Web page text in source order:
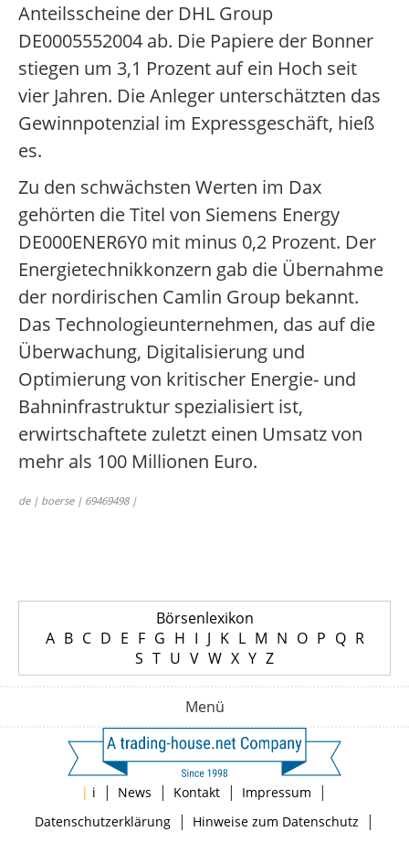
Anteilsscheine der DHL Group
DE0005552004 ab. Die Papiere der Bonner
stiegen um 3,1 Prozent auf ein Hoch seit
vier Jahren. Die Anleger unterschätzten das
Gewinnpotenzial im Expressgeschäft, hieß
es.
Zu den schwächsten Werten im Dax
gehörten die Titel von Siemens Energy
DE000ENER6Y0 mit minus 0,2 Prozent. Der
Energietechnikkonzern gab die Übernahme
der nordirischen Camlin Group bekannt.
Das Technologieunternehmen, das auf die
Überwachung, Digitalisierung und
Optimierung von kritischer Energie- und
Bahninfrastruktur spezialisiert ist,
erwirtschaftete zuletzt einen Umsatz von
mehr als 100 Millionen Euro.
de | boerse | 69469498 |
Börsenlexikon
A B C D E F G H I J K L M N O P Q R
S T U V W X Y Z
Menü
| i | News | Kontakt | Impressum |
Datenschutzerklärung| Hinweise zum Datenschutz
|